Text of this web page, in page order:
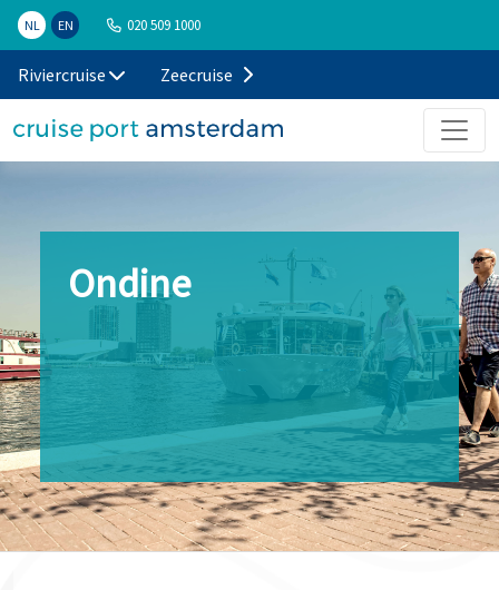
NL EN 020 509 1000
Riviercruise Zeecruise
Ondine